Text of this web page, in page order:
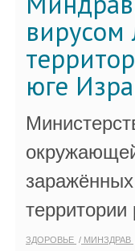
вирусом
юге
ЗДОРОВЬЕ МИНЗДРАВ